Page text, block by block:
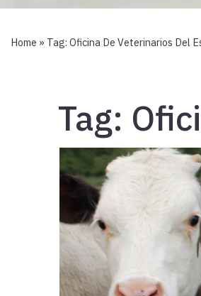
Home » Tag: Oficina De Veterinarios Del
Tag: